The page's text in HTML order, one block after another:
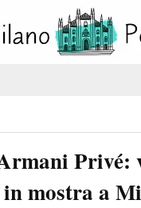
Privé:
in mostra a